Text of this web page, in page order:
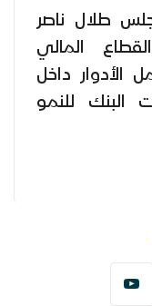
طلال ناصر
المالي
الأدوار داخل
البنك للنمو